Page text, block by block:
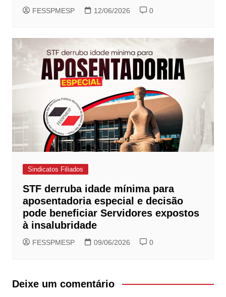
FESSPMESP 12/06/2026 0
Sindicatos Filiados
STF derruba idade mínima para
aposentadoria especial e decisão
pode beneficiar Servidores expostos
à insalubridade
FESSPMESP 09/06/2026 0
Deixe um comentário